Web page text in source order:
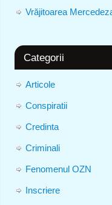
Vrăjitoarea
Categorii
Articole
Conspiratii
Credinta
Criminali
Fenomenul OZN
Inscriere